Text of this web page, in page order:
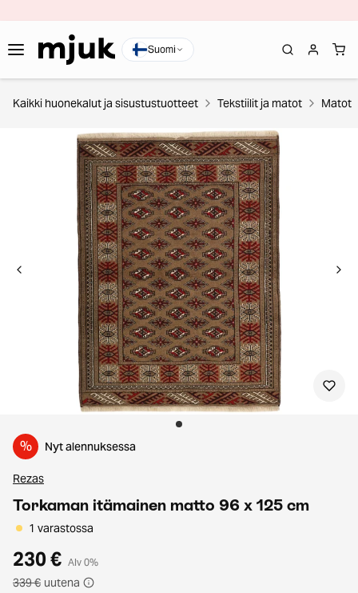
Suomi
Kaikki huonekalut ja sisustustuotteet Tekstiilit ja matot Matot
% Nyt alennuksessa
Rezas
Torkaman itämainen matto 96 x 125 cm
1 varastossa
230 € Alv 0%
339 € uutena